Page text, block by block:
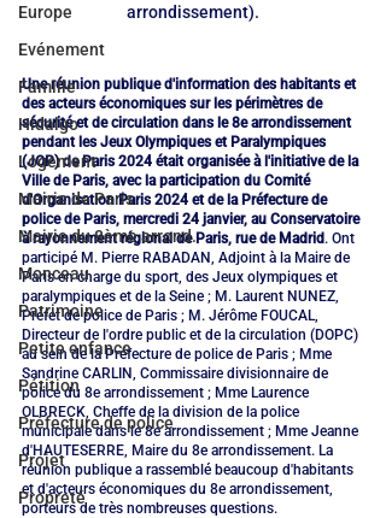
Europe
Evénement
Famille
Hidalgo
Logement
Mairie de Paris
Mairie du 8ème arrond.
Monceau
Patrimoine
Petite enfance
Pétition
Préfecture de police
Projet
Propreté
arrondissement).
Une réunion publique d'information des habitants et
des acteurs économiques sur les périmètres de
sécurité et de circulation dans le 8e arrondissement
pendant les Jeux Olympiques et Paralympiques
(JOP) de Paris 2024 était organisée à l'initiative de la
Ville de Paris, avec la participation du Comité
d'Organisation Paris 2024 et de la Préfecture de
police de Paris, mercredi 24 janvier, au Conservatoire
à rayonnement régional de Paris, rue de Madrid. Ont
participé M. Pierre RABADAN, Adjoint à la Maire de
Paris en charge du sport, des Jeux olympiques et
paralympiques et de la Seine ; M. Laurent NUNEZ,
Préfet de police de Paris ; M. Jérôme FOUCAL,
Directeur de l'ordre public et de la circulation (DOPC)
au sein de la Préfecture de police de Paris ; Mme
Sandrine CARLIN, Commissaire divisionnaire de
police du 8e arrondissement ; Mme Laurence
OLBRECK, Cheffe de la division de la police
municipale dans le 8e arrondissement ; Mme Jeanne
d'HAUTESERRE, Maire du 8e arrondissement. La
réunion publique a rassemblé beaucoup d'habitants
et d'acteurs économiques du 8e arrondissement,
porteurs de très nombreuses questions.